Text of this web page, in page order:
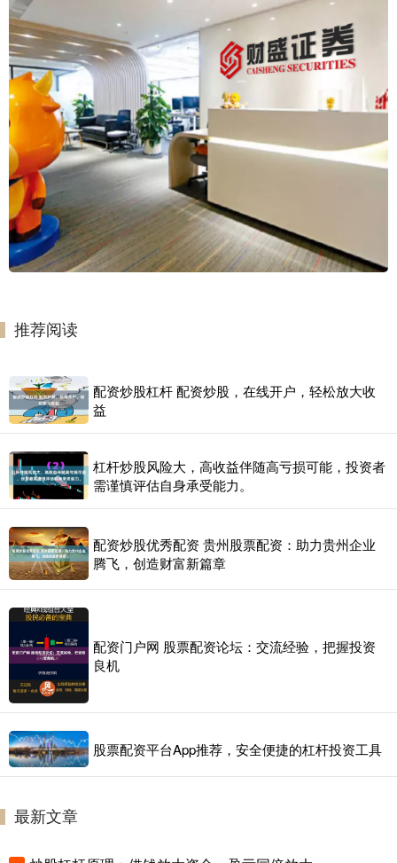
推荐阅读
配资炒股杠杆 配资炒股，在线开户，轻松放大收
益
杠杆炒股风险大，高收益伴随高亏损可能，投资者
需谨慎评估自身承受能力。
配资炒股优秀配资 贵州股票配资：助力贵州企业
腾飞，创造财富新篇章
配资门户网 股票配资论坛：交流经验，把握投资
良机
股票配资平台App推荐，安全便捷的杠杆投资工具
最新文章